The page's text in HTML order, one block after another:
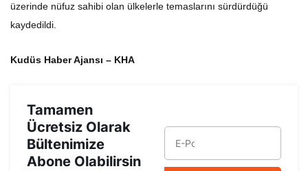
üzerinde nüfuz sahibi olan ülkelerle temaslarını sürdürdüğü
kaydedildi.
Kudüs Haber Ajansı – KHA
Tamamen
Ücretsiz Olarak
Bültenimize
Abone Olabilirsin